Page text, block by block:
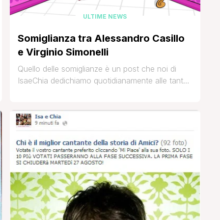
ULTIME NEWS
Somiglianza tra Alessandro Casillo
e Virginio Simonelli
Quello delle somiglianze è un post che noi di
IsaeChia dedichiamo quotidianamente alle tante
network, tramite le nostre pagine Facebook,
Twitter o Instagram) che propongono una
similitudine fisica che loro riscontrano, nei tratti o
nei colori, tra due personaggi della televisione,
della [']